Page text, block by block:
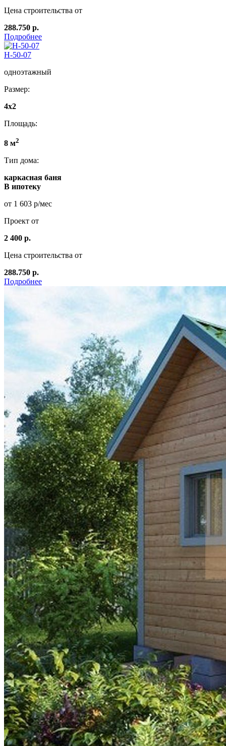
Цена строительства от
288.750 р.
Подробнее
Н-50-07
одноэтажный
Размер:
4x2
Площадь:
8 м2
Тип дома:
каркасная баня
В ипотеку
от 1 603 р/мес
Проект от
2 400 р.
Цена строительства от
288.750 р.
Подробнее